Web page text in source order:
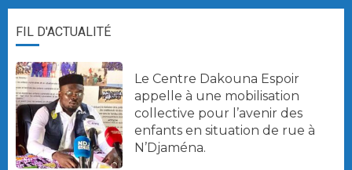
FIL D'ACTUALITÉ
Le Centre Dakouna Espoir
appelle à une mobilisation
collective pour l’avenir des
enfants en situation de rue à
N’Djaména.